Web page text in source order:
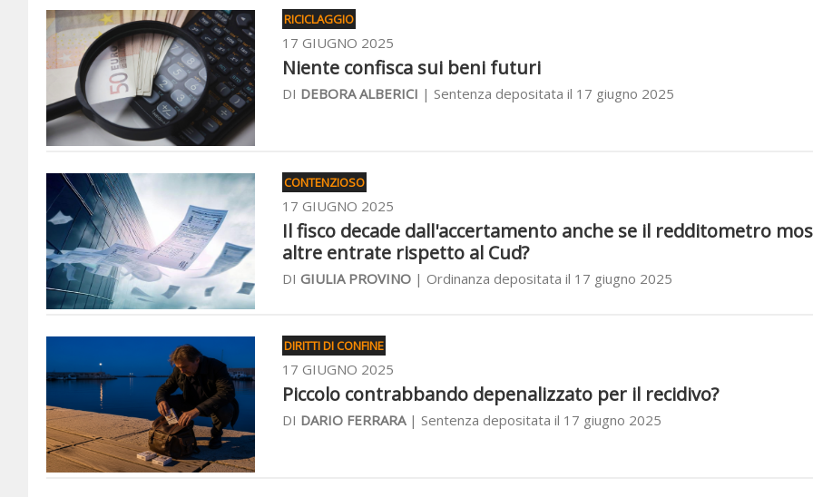
RICICLAGGIO
17 GIUGNO 2025
Niente confisca sui beni futuri
DI DEBORA ALBERICI | Sentenza depositata il 17 giugno 2025
CONTENZIOSO
17 GIUGNO 2025
Il fisco decade dall'accertamento anche se il redditometro
altre entrate rispetto al Cud?
DI GIULIA PROVINO | Ordinanza depositata il 17 giugno 2025
DIRITTI DI CONFINE
17 GIUGNO 2025
Piccolo contrabbando depenalizzato per il recidivo?
DI DARIO FERRARA| Sentenza depositata il 17 giugno 2025